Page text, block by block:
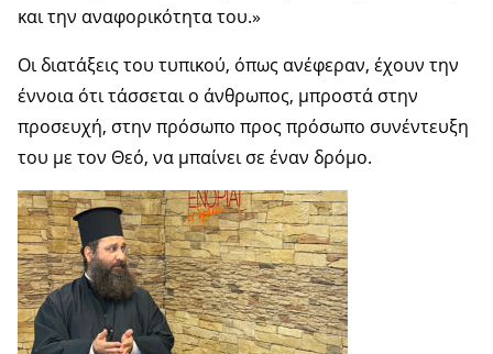
και την αναφορικότητα του.»
Οι διατάξεις του τυπικού, όπως ανέφεραν, έχουν την
έννοια ότι τάσσεται ο άνθρωπος, μπροστά στην
προσευχή, στην πρόσωπο προς πρόσωπο συνέντευξη
του με τον Θεό, να μπαίνει σε έναν δρόμο.